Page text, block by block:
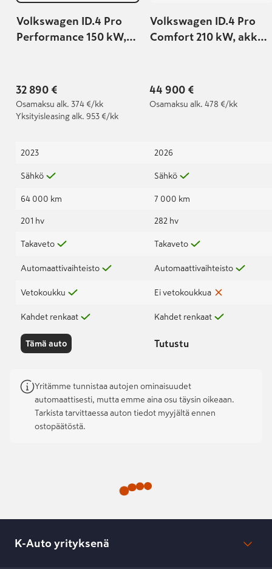
Volkswagen ID.4 Pro
Performance 150 kW,
32 890 €
Osamaksu alk. 374 €/kk
Yksityisleasing alk. 953 €/kk
2023
Sähkö
64 000 km
201 hv
Takaveto
Automaattivaihteisto
Vetokoukku
Kahdet renkaat
Tämä auto
Volkswagen ID.4 Pro
Comfort 210 kW, akku
saakka | SOH: 100% |
44 900 €
Osamaksu alk. 478 €/kk
2026
Sähkö
7 000 km
282 hv
Takaveto
Automaattivaihteisto
Ei vetokoukkua
Kahdet renkaat
Tutustu
Yritämme tunnistaa autojen ominaisuudet
automaattisesti, mutta emme aina osu täysin oikeaan.
Tarkista tarvittaessa auton tiedot myyjältä ennen
ostopäätöstä.
K-Auto yrityksenä